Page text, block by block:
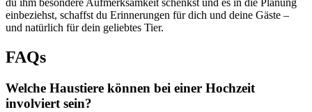
du ihm besondere Aufmerksamkeit schenkst und es in die Planung
einbeziehst, schaffst du Erinnerungen für dich und deine Gäste –
und natürlich für dein geliebtes Tier.
FAQs
Welche Haustiere können bei einer Hochzeit
involviert sein?